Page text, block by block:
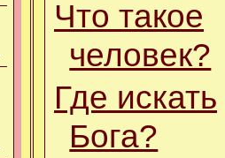
Что такое
человек?
Где искать
Бога?